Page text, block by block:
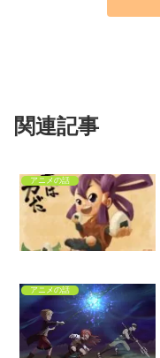
関連記事
アニメの話
アニメの話